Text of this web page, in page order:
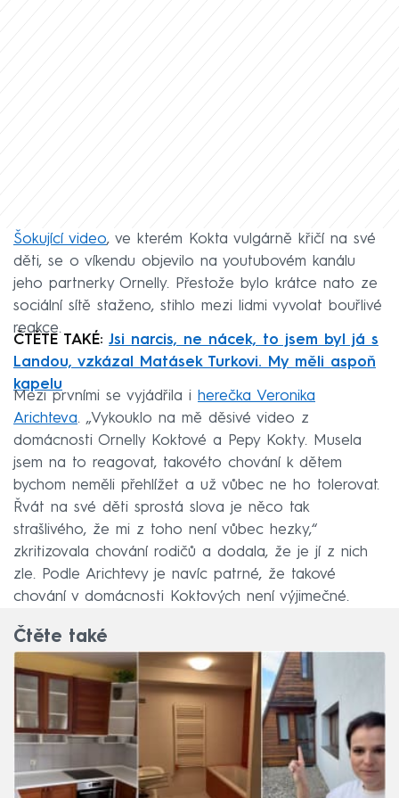
Šokující video, ve kterém Kokta vulgárně křičí na své
děti, se o víkendu objevilo na youtubovém kanálu
jeho partnerky Ornelly. Přestože bylo krátce nato ze
sociální sítě staženo, stihlo mezi lidmi vyvolat bouřlivé
reakce.
ČTĚTE TAKÉ: Jsi narcis, ne nácek, to jsem byl já s
Landou, vzkázal Matásek Turkovi. My měli aspoň
kapelu
Mezi prvními se vyjádřila i herečka Veronika
Arichteva. „Vykouklo na mě děsivé video z
domácnosti Ornelly Koktové a Pepy Kokty. Musela
jsem na to reagovat, takovéto chování k dětem
bychom neměli přehlížet a už vůbec ne ho tolerovat.
Řvát na své děti sprostá slova je něco tak
strašlivého, že mi z toho není vůbec hezky,“
zkritizovala chování rodičů a dodala, že je jí z nich
zle. Podle Arichtevy je navíc patrné, že takové
chování v domácnosti Koktových není výjimečné.
Čtěte také